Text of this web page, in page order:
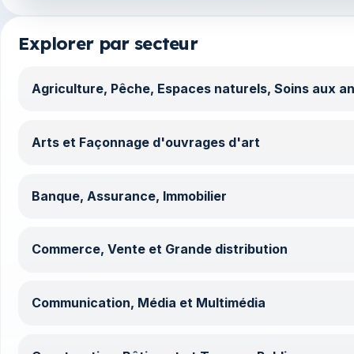
Explorer par secteur
Agriculture, Pêche, Espaces naturels, Soins aux
Arts et Façonnage d'ouvrages d'art
Banque, Assurance, Immobilier
Commerce, Vente et Grande distribution
Communication, Média et Multimédia